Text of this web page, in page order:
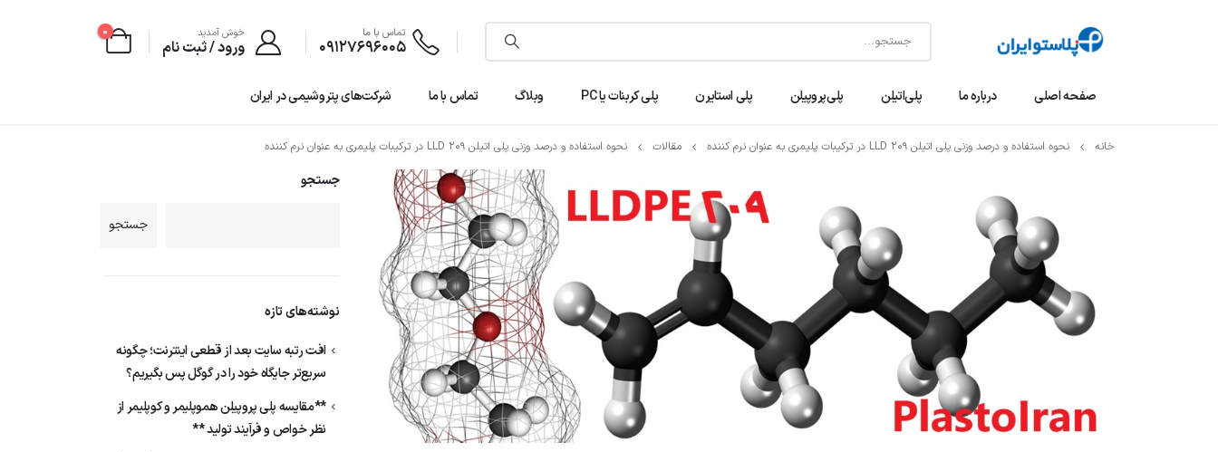
تماس با ما
۰۹۱۲۷۶۹۶۰۰۵
خوش آمدید
ورود / ثبت نام
0
صفحه اصلی درباره ما پلی‌اتیلن پلی‌پروپیلن پلی استایرن پلی کربنات یا PC وبلاگ تماس با ما شرکت‌های پتروشیمی‌ در ایران
خانه نحوه استفاده و درصد وزنی پلی اتیلن LLD 209 در ترکیبات پلیمری به عنوان نرم کننده مقالات نحوه استفاده و درصد وزنی پلی اتیلن LLD 209 در ترکیبات پلیمری به عنوان نرم کننده
جستجو
جستجو
نوشته‌های تازه
افت رتبه سایت بعد از قطعی اینترنت؛ چگونه
سریع‌تر جایگاه خود را در گوگل پس بگیریم؟
**مقایسه پلی پروپیلن هموپلیمر و کوپلیمر از
نظر خواص و فرآیند تولید **